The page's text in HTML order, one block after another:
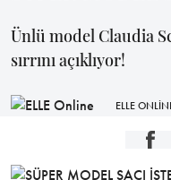
Ünlü model Claudia
sırrını açıklıyor!
ELLE